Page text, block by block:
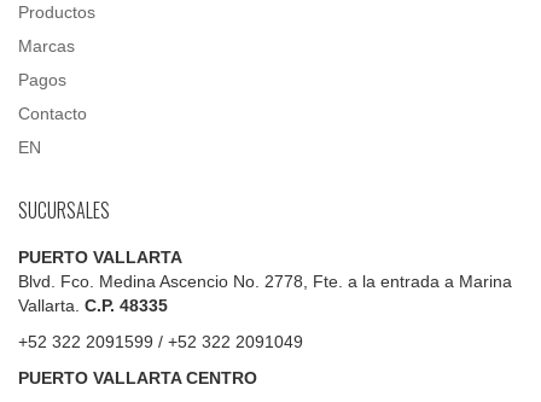
Productos
Marcas
Pagos
Contacto
EN
SUCURSALES
PUERTO VALLARTA
Blvd. Fco. Medina Ascencio No. 2778, Fte. a la entrada a Marina
Vallarta. C.P. 48335
+52 322 2091599 / +52 322 2091049
PUERTO VALLARTA CENTRO